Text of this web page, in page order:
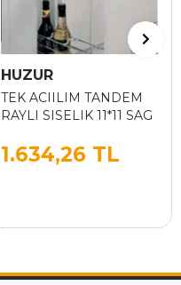
HUZUR
TEK ACIILIM TANDEM
RAYLI SISELIK 11*11 SAG
1.634,26 TL